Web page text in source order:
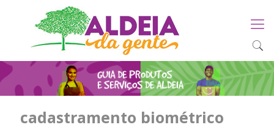
cadastramento biométrico